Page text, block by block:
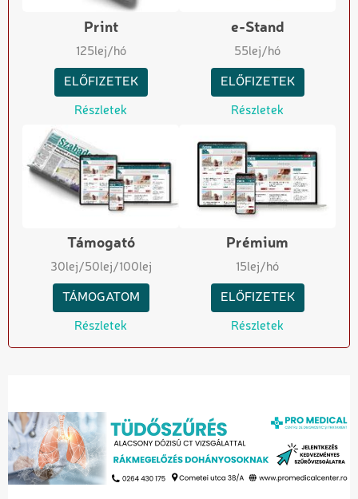
Print
125lej/hó
ELŐFIZETEK
Részletek
e-Stand
55lej/hó
ELŐFIZETEK
Részletek
Támogató
30lej/50lej/100lej
TÁMOGATOM
Részletek
Prémium
15lej/hó
ELŐFIZETEK
Részletek